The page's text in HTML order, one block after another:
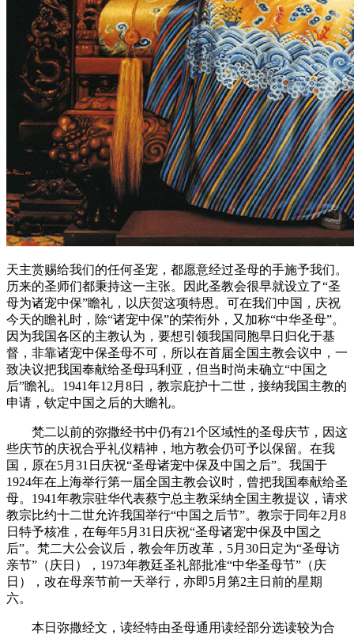
天主赏赐给我们的任何圣宠，都愿意经过圣母的手施予我们。
历来的圣师们都秉持这一主张。因此圣教会很早就设立了“圣
母为诸宠中保”瞻礼，以庆贺这项特恩。可在我们中国，庆祝
今天的瞻礼时，除“诸宠中保”的荣衔外，又加称“中华圣母”。
因为我国各区的主教认为，要想引领我国同胞早日归化于基
督，非靠诸宠中保圣母不可，所以在首届全国主教会议中，一
致决议把我国奉献给圣母玛利亚，但当时尚未确立“中国之
后”瞻礼。1941年12月8日，教宗庇护十二世，接纳我国主教的
申请，钦定中国之后的大瞻礼。
梵二以前的弥撒经书中仍有21个区域性的圣母庆节，因这
些庆节的庆祝合乎礼仪精神，地方教会仍可予以保留。在我
国，原在5月31日庆祝“圣母诸宠中保及中国之后”。我国于
1924年在上海举行第一届全国主教会议时，曾把我国奉献给圣
母。1941年教宗驻华代表蔡宁总主教采纳全国主教提议，请求
教宗比约十二世允许我国举行“中国之后节”。教宗于同年2月8
日特予核准，在每年5月31日庆祝“圣母诸宠中保及中国之
后”。梵二大公会议后，教会年历改革，5月30日定为“圣母访
亲节”（庆日），1973年教廷圣礼部批准“中华圣母节”（庆
日），改在母亲节前一天举行，亦即5月第2主日前的星期
六。
本日弥撒经文，读经特由圣母通用读经部分选读较为合